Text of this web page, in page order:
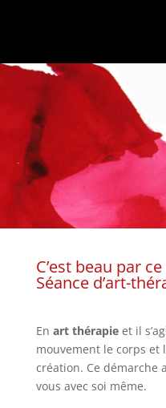
C’est beau par
Séance d’art-
En art thérapie et il
mouvement le corps et
création. Ce démarche
vous avec soi même.